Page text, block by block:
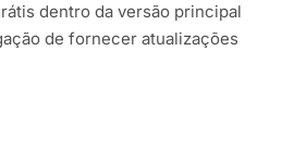
dentro da versão principal
de fornecer atualizações